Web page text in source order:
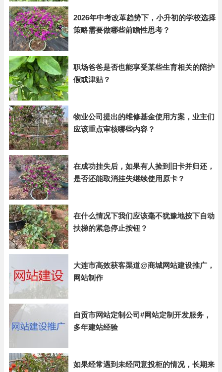
2026年中考改革趋势下，小升初的学校选择
策略需要做哪些前瞻性思考？
职场爸爸是否也能享受某些生育相关的陪护
假或津贴？
物业公司提出的维修基金使用方案，业主们
应该重点审核哪些内容？
在成功挂失后，如果有人捡到旧卡并归还，
是否还能取消挂失继续使用原卡？
在什么情况下我们应该毫不犹豫地按下自动
扶梯的紧急停止按钮？
大连市高效获客渠道@商城网站建设推广，
网站制作
自贡市网站定制公司#网站定制开发服务，
多年建站经验
如果经常遇到未经同意投柜的情况，长期来